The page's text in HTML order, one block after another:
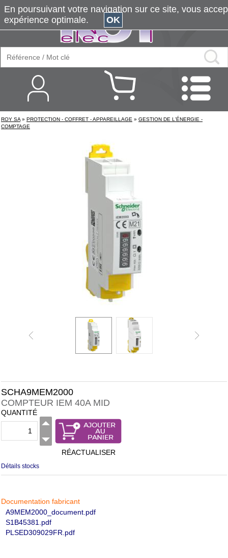
ROY SA » PROTECTION - COFFRET - APPAREILLAGE » GESTION DE L'ÉNERGIE -
COMPTAGE
SCHA9MEM2000
COMPTEUR IEM 40A MID
QUANTITÉ
RÉACTUALISER
Détails stocks
Documentation fabricant
A9MEM2000_document.pdf
S1B45381.pdf
PLSED309029FR.pdf
En poursuivant votre navigation sur ce site, vous
expérience optimale.
OK